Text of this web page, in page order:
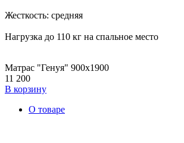
Жесткость: средняя
Нагрузка до 110 кг на спальное место
Матрас "Генуя" 900х1900
11 200
В корзину
О товаре